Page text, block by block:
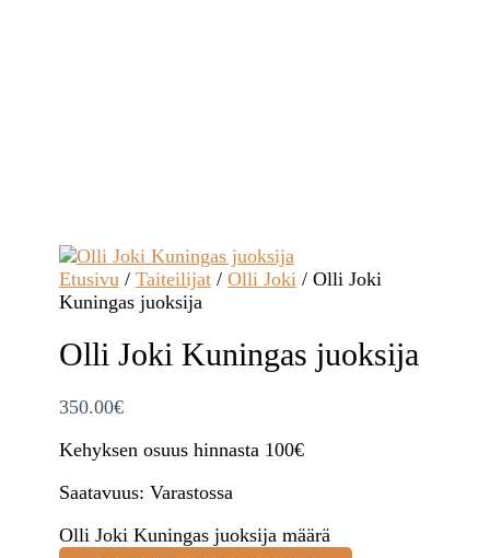
Etusivu/ Taiteilijat/ Olli Joki/ Olli Joki
Kuningas juoksija
Olli Joki Kuningas juoksija
350.00€
Kehyksen osuus hinnasta 100€
Saatavuus: Varastossa
Olli Joki Kuningas juoksija määrä